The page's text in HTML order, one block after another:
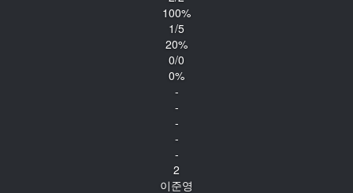
100%
1/5
20%
0/0
0%
-
-
-
-
-
2
이준영